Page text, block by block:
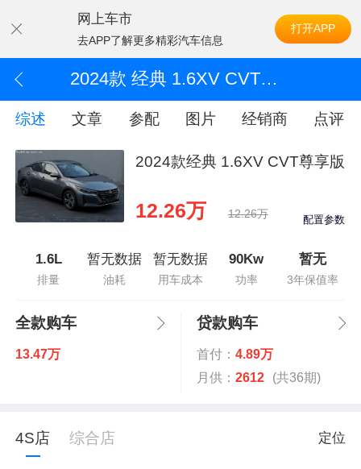
网上车市
去APP了解更多精彩汽车信息
打开APP
2024款 经典 1.6XV CVT尊享版
综述 文章 参配 图片 经销商 点评
2024款经典 1.6XV CVT尊享版
12.26万 12.26万 配置参数
1.6L
排量
暂无数据
油耗
暂无数据
用车成本
90Kw
功率
暂无
3年保值率
全款购车
13.47万
贷款购车
首付： 4.89万
月供： 2612 (共36期)
4S店 综合店 定位